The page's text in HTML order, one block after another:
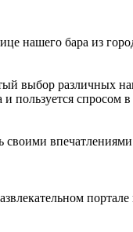
нашего бара из
выбор различных
пользуется
впечатлениями
портале